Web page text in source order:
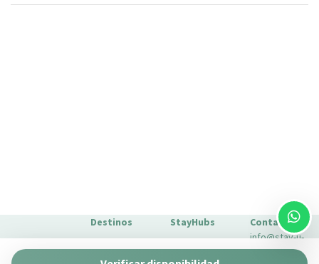
Destinos
Barcelona
StayHubs
Gaudí 27 by
Contacto
info@stay-u-
nique.com